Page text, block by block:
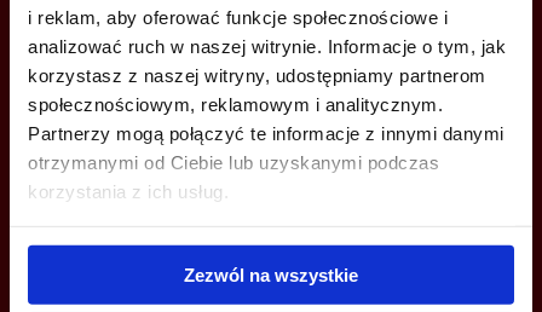
i reklam, aby oferować funkcje społecznościowe i
analizować ruch w naszej witrynie. Informacje o tym, jak
korzystasz z naszej witryny, udostępniamy partnerom
społecznościowym, reklamowym i analitycznym.
Partnerzy mogą połączyć te informacje z innymi danymi
otrzymanymi od Ciebie lub uzyskanymi podczas
korzystania z ich usług.
Zezwól na wszystkie
ZADZWOŃ I DOWIEDZ SIĘ WIĘCEJ
+48 660 661 183
wroclaw@bazabiur.pl